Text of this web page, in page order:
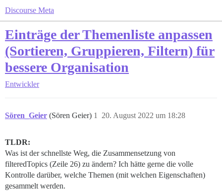
Discourse Meta
Einträge der Themenliste anpassen
(Sortieren, Gruppieren, Filtern) für
bessere Organisation
Entwickler
Sören_Geier (Sören Geier) 20. August 2022 um 18:28
1
TLDR:
Was ist der schnellste Weg, die Zusammensetzung von
filteredTopics (Zeile 26) zu ändern? Ich hätte gerne die volle
Kontrolle darüber, welche Themen (mit welchen Eigenschaften)
gesammelt werden.